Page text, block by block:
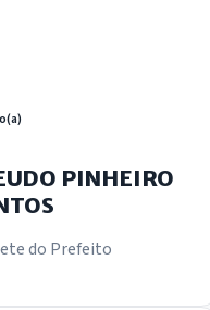
PINHEIRO
do Prefeito